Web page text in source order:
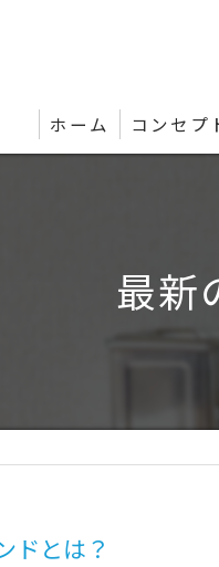
ホーム コンセプ
最新
ドとは？